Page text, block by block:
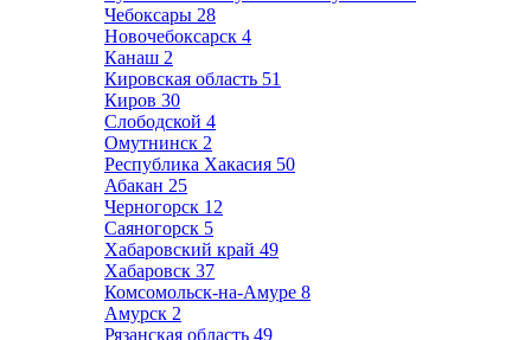
Чебоксары 28
Новочебоксарск 4
Канаш 2
Кировская область 51
Киров 30
Слободской 4
Омутнинск 2
Республика Хакасия 50
Абакан 25
Черногорск 12
Саяногорск 5
Хабаровский край 49
Хабаровск 37
Комсомольск-на-Амуре 8
Амурск 2
Рязанская область 49